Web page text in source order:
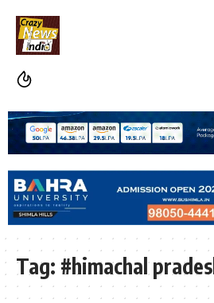
Tag: #himachal